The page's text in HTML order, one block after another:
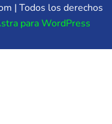
| Todos los derechos
para WordPress